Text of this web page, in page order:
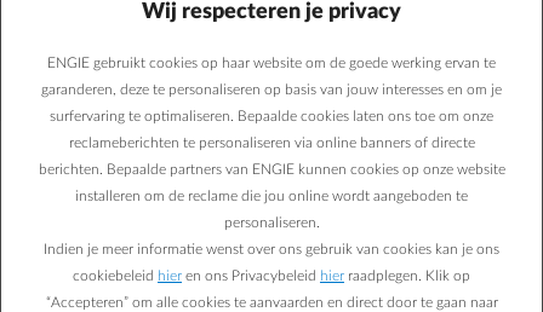
contract hebben bij ENGIE?
arrow-left Terug naar contactpagina
ENGIE biedt Smart-Charge aan in combinatie met al zijn
hebben, in tegenstelling tot sommige andere aanbieders. De
beloningen voor slim laden zijn echter wel een beetje beperkt: met
de meeste maar niet alle energiecontracten kan je beloningen
verdienen. Check hierof je met jouw energiecontract beloningen
kan verdienen.
Wij respecteren je privacy
ENGIE gebruikt cookies op haar website om de goede werking ervan te
garanderen, deze te personaliseren op basis van jouw interesses en om je
surfervaring te optimaliseren. Bepaalde cookies laten ons toe om onze
reclameberichten te personaliseren via online banners of directe
berichten. Bepaalde partners van ENGIE kunnen cookies op onze website
installeren om de reclame die jou online wordt aangeboden te
personaliseren.
Indien je meer informatie wenst over ons gebruik van cookies kan je ons
cookiebeleid hier en ons Privacybeleid hier raadplegen. Klik op
“Accepteren” om alle cookies te aanvaarden en direct door te gaan naar